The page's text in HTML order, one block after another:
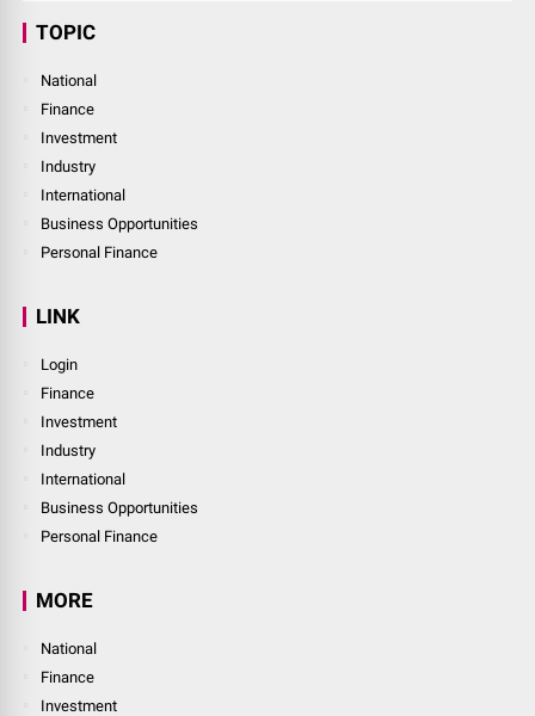
TOPIC
National
Finance
Investment
Industry
International
Business Opportunities
Personal Finance
LINK
Login
Finance
Investment
Industry
International
Business Opportunities
Personal Finance
MORE
National
Finance
Investment